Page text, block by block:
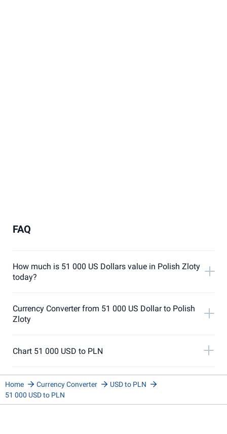
FAQ
How much is 51 000 US Dollars value in Polish Zloty
today?
Currency Converter from 51 000 US Dollar to Polish
Zloty
Chart 51 000 USD to PLN
Home Currency Converter
USD to PLN
51 000 USD to PLN